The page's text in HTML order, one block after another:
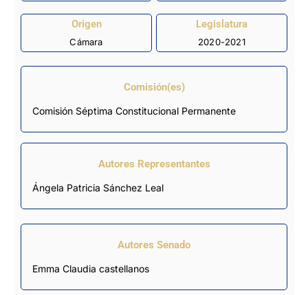
Origen
Cámara
Legislatura
2020-2021
Comisión(es)
Comisión Séptima Constitucional Permanente
Autores Representantes
Ángela Patricia Sánchez Leal
Autores Senado
Emma Claudia castellanos